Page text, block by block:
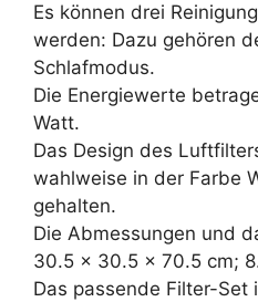
Es können drei
werden: Dazu gehören
Schlafmodus.
Die Energiewerte
Watt.
Das Design des
wahlweise in der Farbe
gehalten.
Die Abmessungen und
30.5 x 30.5 x 70.5 cm;
Das passende Filter-Set